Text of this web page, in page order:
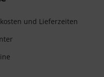
und Lieferzeiten